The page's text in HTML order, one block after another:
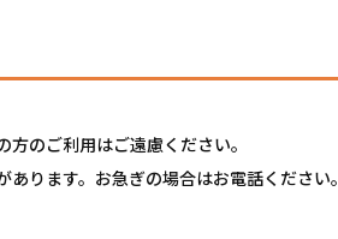
のご利用はご遠慮ください。
ります。お急ぎの場合はお電話ください。